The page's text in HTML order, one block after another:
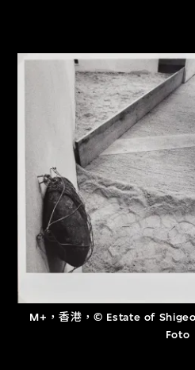
M+，香港，© Estate of
Foto
M+
進一步篩選
關於M+藏品
文化藏品。